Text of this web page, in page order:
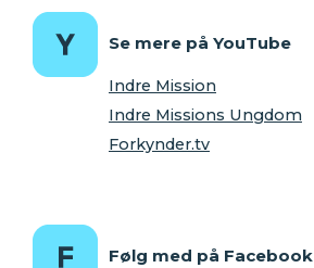
Se mere på YouTube
Indre Mission
Indre Missions Ungdom
Forkynder.tv
Følg med på Facebook